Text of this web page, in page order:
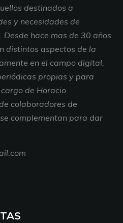
destinados a
y necesidades de
Desde hace mas de 30 años
distintos aspectos de la
en el campo digital,
propias y para
de Horacio
colaboradores de
complementan para dar